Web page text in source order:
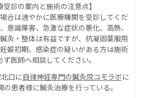
受診の案内と施術の注意点】
合は速やかに医療機関を受診してくだ
意識障害、急激な症状の悪化、高熱、
灸・整体は有益ですが、抗凝固薬服用
娠初期、感染症の疑いがある方は施術
ず医師へ相談してください。
口に自律神経専門の鍼灸院コモラボに
の患者様に鍼灸治療を行っている。